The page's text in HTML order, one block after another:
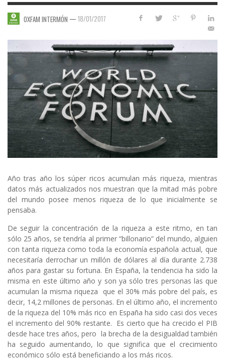
OXFAM INTERMÓN — 18/01/2017
Año tras año los súper ricos acumulan más riqueza, mientras
datos más actualizados nos muestran que la mitad más pobre
del mundo posee menos riqueza de lo que inicialmente se
pensaba.
De seguir la concentración de la riqueza a este ritmo, en tan
sólo 25 años, se tendría al primer “billonario” del mundo, alguien
con tanta riqueza como toda la economía española actual, que
necesitaría derrochar un millón de dólares al día durante 2.738
años para gastar su fortuna. En España, la tendencia ha sido la
misma en este último año y son ya sólo tres personas las que
acumulan la misma riqueza que el 30% más pobre del país, es
decir, 14,2 millones de personas. En el último año, el incremento
de la riqueza del 10% más rico en España ha sido casi dos veces
el incremento del 90% restante. Es cierto que ha crecido el PIB
desde hace tres años, pero la brecha de la desigualdad también
ha seguido aumentando, lo que significa que el crecimiento
económico sólo está beneficiando a los más ricos.